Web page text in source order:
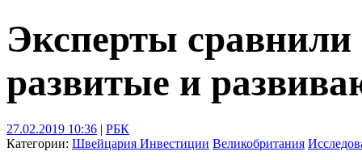
Эксперты сравнили
развитые и
27.02.2019 10:36 | РБК
Категории: Швейцария Инвестиции Великобритания